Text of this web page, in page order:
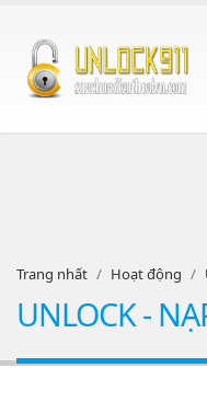
Trang nhất Hoạt động
UNLOCK -